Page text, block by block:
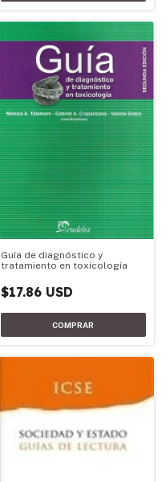
Guía de diagnóstico y
tratamiento en toxicología
$17.86 USD